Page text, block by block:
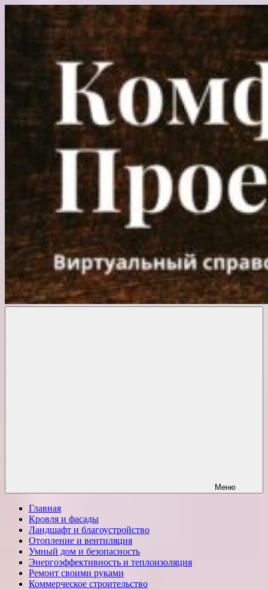
Перейти
содержимому
Меню
Главная
Кровля и фасады
Ландшафт и благоустройство
Отопление и вентиляция
Умный дом и безопасность
Энергоэффективность и теплоизоляция
Ремонт своими руками
Коммерческое строительство